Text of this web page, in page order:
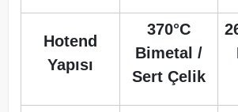
Hotend
Yapısı
370°C
Bimetal /
Sert Çelik